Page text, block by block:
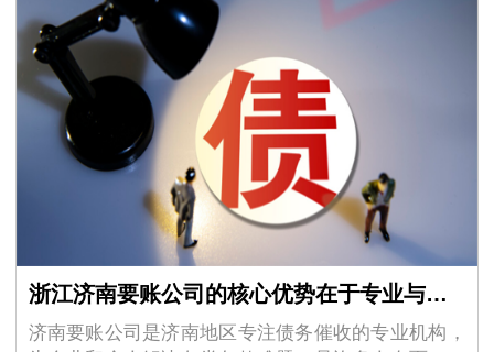
浙江济南要账公司的核心优势在于专业与合法
济南要账公司是济南地区专注债务催收的专业机构，